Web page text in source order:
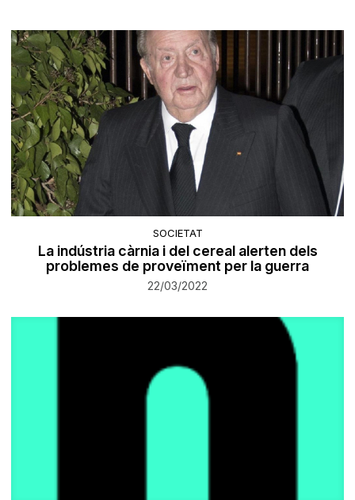
SOCIETAT
La indústria càrnia i del cereal alerten dels
problemes de proveïment per la guerra
22/03/2022